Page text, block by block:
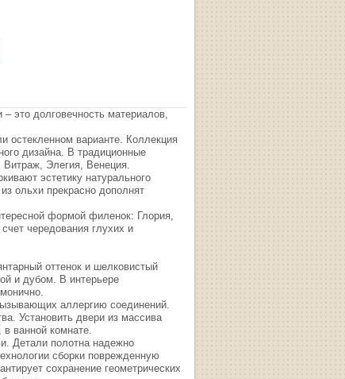
это долговечность материалов,
остекленном варианте. Коллекция
дизайна. В традиционные
Элегия, Венеция.
эстетику натурального
ольхи прекрасно дополнят
формой филенок: Глория,
чередования глухих и
оттенок и шелковистый
и дубом. В интерьере
аллергию соединений.
Установить двери из массива
ванной комнате.
Детали полотна надежно
сборки поврежденную
сохранение геометрических